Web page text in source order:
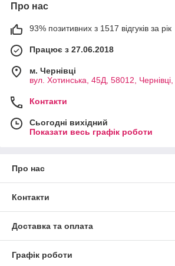
Про нас
93% позитивних з 1517 відгуків за рік
Працює з 27.06.2018
м. Чернівці
вул. Хотинська, 45Д, 58012, Чернівці,
Контакти
Сьогодні вихідний
Показати весь графік роботи
Про нас
Контакти
Доставка та оплата
Графік роботи